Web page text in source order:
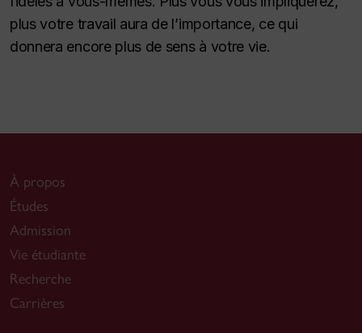
plus votre travail aura de l’importance, ce qui
donnera encore plus de sens à votre vie.
À propos
Études
Admission
Vie étudiante
Recherche
Carrières